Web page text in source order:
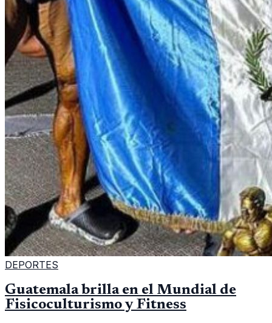
DEPORTES
Guatemala brilla en el Mundial de
Fisicoculturismo y Fitness